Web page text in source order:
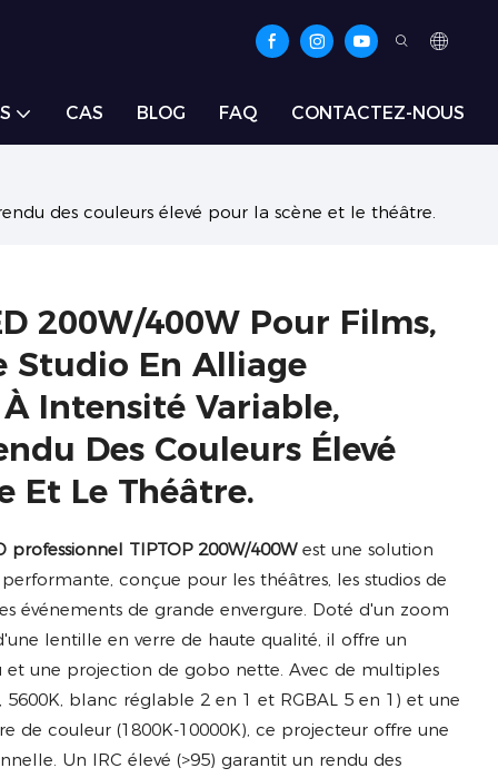
CAS BLOG FAQ CONTACTEZ-NOUS
des couleurs élevé pour la scène et le théâtre.
200W/400W Pour Films,
Studio En Alliage
Intensité Variable,
Des Couleurs Élevé
Et Le Théâtre.
TIPTOP 200W/400West une solution
conçue pour les théâtres, les studios de
événements de grande envergure. Doté d'un zoom
lentille en verre de haute qualité, il offre un
et une projection de gobo nette. Avec de multiples
blanc réglable 2 en 1 et RGBAL 5 en 1) et une
de couleur (1800K-10000K), ce projecteur offre une
Un IRC élevé (>95) garantit un rendu des